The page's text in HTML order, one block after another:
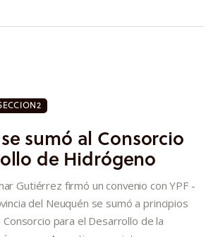
sumó al Consorcio
de Hidrógeno
Gutiérrez firmó un convenio con YPF -
del Neuquén se sumó a principios
para el Desarrollo de la